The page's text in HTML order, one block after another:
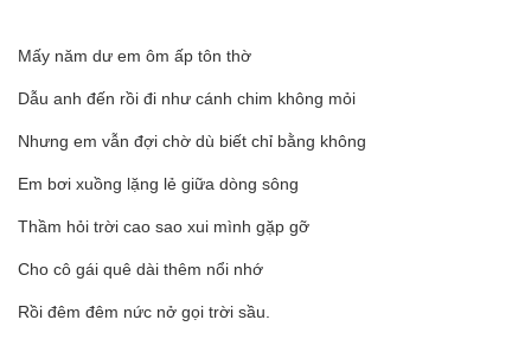
Mấy năm dư em ôm ấp tôn thờ
Dẫu anh đến rồi đi như cánh chim không mỏi
Nhưng em vẫn đợi chờ dù biết chỉ bằng không
Em bơi xuồng lặng lẻ giữa dòng sông
Thầm hỏi trời cao sao xui mình gặp gỡ
Cho cô gái quê dài thêm nổi nhớ
Rồi đêm đêm nức nở gọi trời sầu.